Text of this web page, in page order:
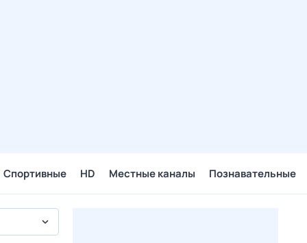
Спортивные HD Местные каналы Познавательные